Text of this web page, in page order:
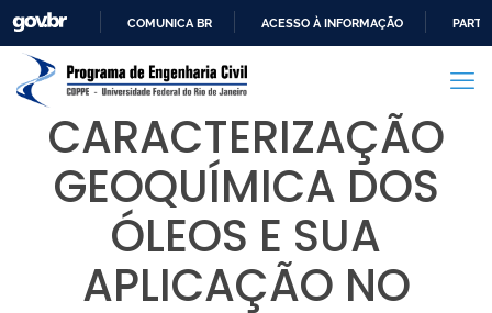
PARA
CONTEÚDO
COMUNICA BR ACESSO À INFORMAÇÃO
CARACTERIZAÇÃO
GEOQUÍMICA DOS
ÓLEOS E SUA
APLICAÇÃO NO